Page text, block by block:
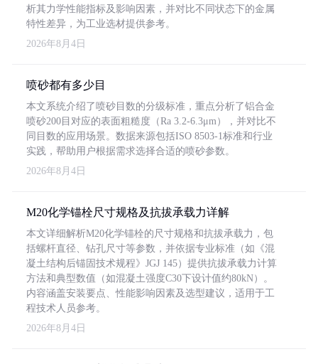
析其力学性能指标及影响因素，并对比不同状态下的金属
特性差异，为工业选材提供参考。
2026年8月4日
喷砂都有多少目
本文系统介绍了喷砂目数的分级标准，重点分析了铝合金
喷砂200目对应的表面粗糙度（Ra 3.2-6.3μm），并对比不
同目数的应用场景。数据来源包括ISO 8503-1标准和行业
实践，帮助用户根据需求选择合适的喷砂参数。
2026年8月4日
M20化学锚栓尺寸规格及抗拔承载力详解
本文详细解析M20化学锚栓的尺寸规格和抗拔承载力，包
括螺杆直径、钻孔尺寸等参数，并依据专业标准（如《混
凝土结构后锚固技术规程》JGJ 145）提供抗拔承载力计算
方法和典型数值（如混凝土强度C30下设计值约80kN）。
内容涵盖安装要点、性能影响因素及选型建议，适用于工
程技术人员参考。
2026年8月4日